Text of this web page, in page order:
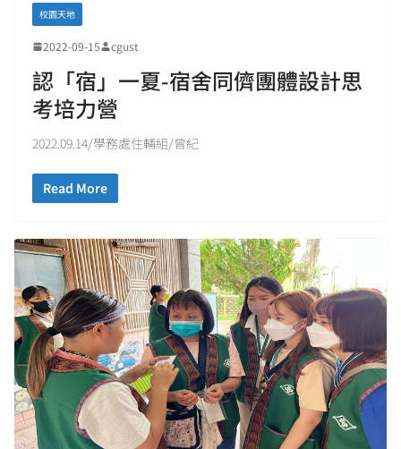
校園天地
2022-09-15 cgust
認「宿」一夏-宿舍同儕團體設計思
考培力營
2022.09.14/學務處住輔組/曾紀
Read More